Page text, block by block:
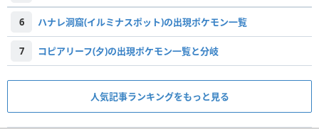
6 ハナレ洞窟(イルミナスポット)の出現ポケモン一覧
7 コピアリーフ(夕)の出現ポケモン一覧と分岐
人気記事ランキングをもっと見る